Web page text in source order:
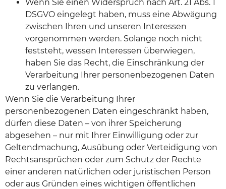
Wenn Sie einen Widerspruch nach Art. 21 Abs. 1
DSGVO eingelegt haben, muss eine Abwägung
zwischen Ihren und unseren Interessen
vorgenommen werden. Solange noch nicht
feststeht, wessen Interessen überwiegen,
haben Sie das Recht, die Einschränkung der
Verarbeitung Ihrer personenbezogenen Daten
zu verlangen.
Wenn Sie die Verarbeitung Ihrer
personenbezogenen Daten eingeschränkt haben,
dürfen diese Daten – von ihrer Speicherung
abgesehen – nur mit Ihrer Einwilligung oder zur
Geltendmachung, Ausübung oder Verteidigung von
Rechtsansprüchen oder zum Schutz der Rechte
einer anderen natürlichen oder juristischen Person
oder aus Gründen eines wichtigen öffentlichen